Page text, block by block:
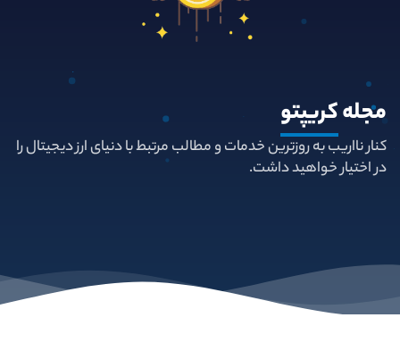
مجلهکریپتو
کنار نااریب به روزترین خدمات و مطالب مرتبط با دنیای ارز دیجیتال را
در اختیار خواهید داشت.